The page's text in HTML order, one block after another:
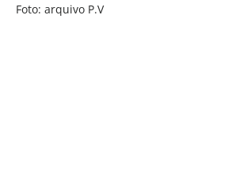
Foto: arquivo P.V